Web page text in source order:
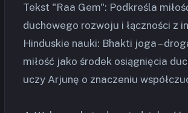
Tekst "Raa Gem": Podkreśla
duchowego rozwoju i łączności z
Hinduskie nauki: Bhakti joga –
miłość jako środek osiągnięcia
uczy Arjunę o znaczeniu